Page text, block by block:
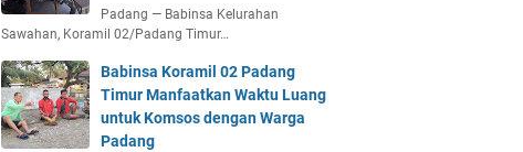
Padang — Babinsa Kelurahan
Sawahan, Koramil 02/Padang Timur…
Babinsa Koramil 02 Padang
Timur Manfaatkan Waktu Luang
untuk Komsos dengan Warga
Padang